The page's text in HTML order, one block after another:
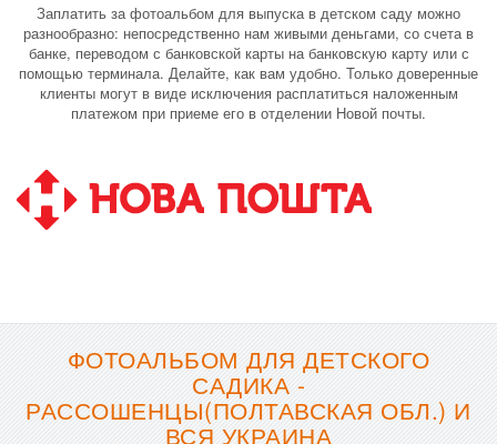
Заплатить за фотоальбом для выпуска в детском саду можно
разнообразно: непосредственно нам живыми деньгами, со счета в
банке, переводом с банковской карты на банковскую карту или с
помощью терминала. Делайте, как вам удобно. Только доверенные
клиенты могут в виде исключения расплатиться наложенным
платежом при приеме его в отделении Новой почты.
ФОТОАЛЬБОМ ДЛЯ ДЕТСКОГО
САДИКА -
РАССОШЕНЦЫ(ПОЛТАВСКАЯ ОБЛ.) И
ВСЯ УКРАИНА